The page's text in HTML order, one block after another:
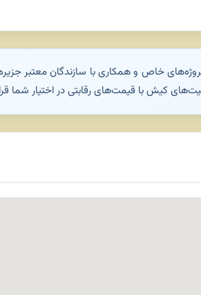
خاص و همکاری با سازندگان معتبر
کیش با قیمت‌های رقابتی در اختیار شما